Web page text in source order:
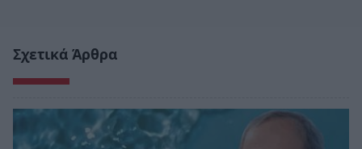
Σχετικά Άρθρα